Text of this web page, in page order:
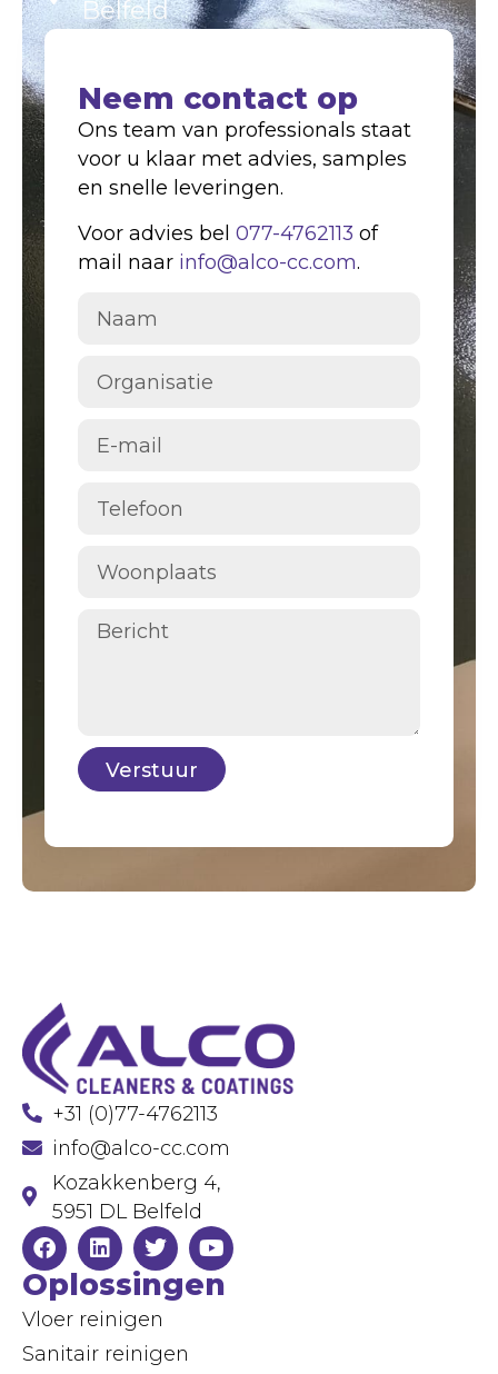
Belfeld
Neem contact op
Ons team van professionals staat
voor u klaar met advies, samples
en snelle leveringen.
Voor advies bel 077-4762113 of
mail naar info@alco-cc.com.
Verstuur
+31 (0)77-4762113
info@alco-cc.com
Kozakkenberg 4,
5951 DL Belfeld
Oplossingen
Vloer reinigen
Sanitair reinigen